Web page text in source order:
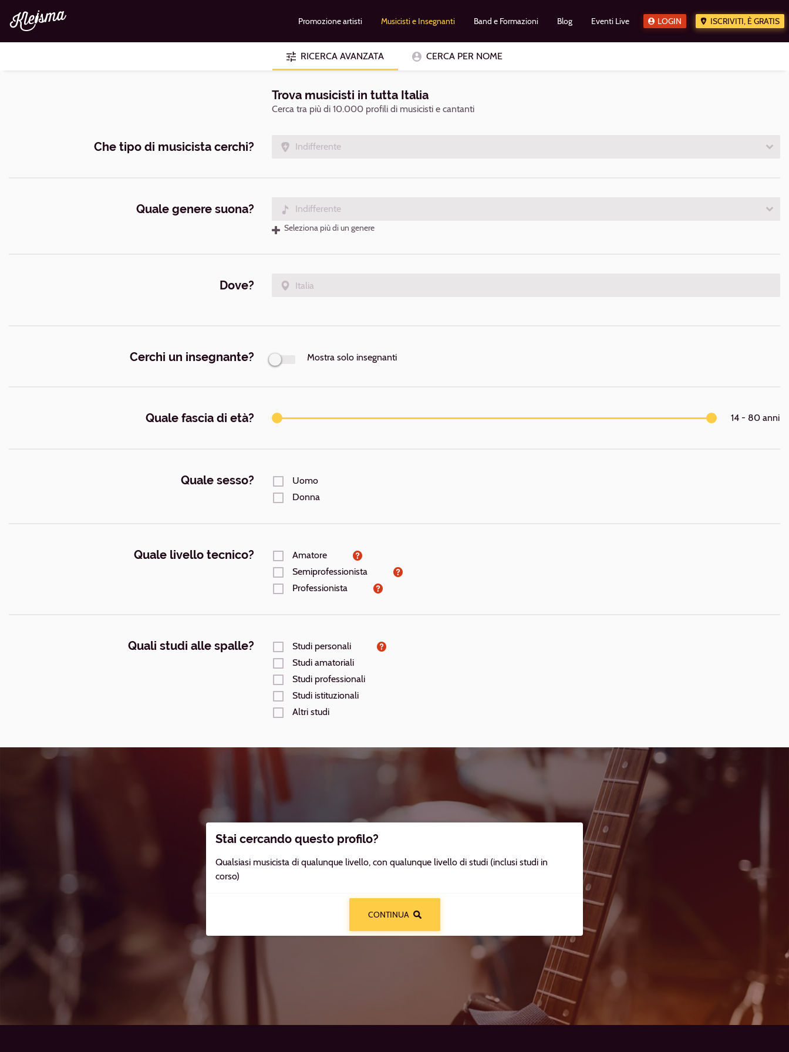
Navigazione
principale
Promozione artisti Musicisti e Insegnanti Band e Formazioni Blog Eventi Live LOGIN ISCRIVITI, È GRATIS
RICERCA AVANZATA CERCA PER NOME
Trova musicisti in tutta Italia
Cerca tra più di 10.000 profili di musicisti e cantanti
Che tipo di musicista cerchi? Indifferente
Quale genere suona? Indifferente
Seleziona più di un genere
Dove?
Cerchi un insegnante? Mostra solo insegnanti
Quale fascia di età? 14 - 80anni
Quale sesso?
Uomo
Donna
Quale livello tecnico?
Amatore
Aiuto
Semiprofessionista
Professionista
Quali studi alle spalle?
Studi personali
Studi amatoriali
Studi professionali
Studi istituzionali
Altri studi
Stai cercando questo profilo?
Qualsiasi musicista di qualunque livello, con qualunque livello di studi (inclusi studi in
corso)
CONTINUA